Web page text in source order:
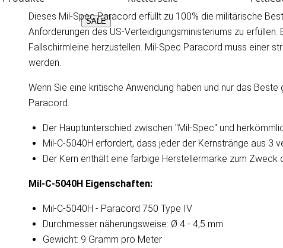
SALE
Dieses Mil-Spec Paracord erfüllt zu 100% die militärische
Anforderungen des US-Verteidigungsministeriums zu
Fallschirmleine herzustellen. Mil-Spec Paracord muss einer
werden.
Wenn Sie eine kritische Anwendung haben und nur das
Paracord.
Der Hauptunterschied zwischen "Mil-Spec" und
Mil-C-5040H erfordert, dass jeder der Kernstränge aus 3
Der Kern enthält eine farbige Herstellermarke zum Zweck
Mil-C-5040H Eigenschaften:
Mil-C-5040H - Paracord 750 Type IV
Durchmesser näherungsweise: Ø 4 - 4,5 mm
Gewicht: 9 Gramm pro Meter